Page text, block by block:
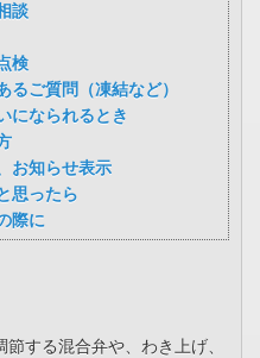
談
検
るご質問（凍結など）
になられるとき
お知らせ表示
思ったら
際に
する混合弁や、わき上げ、